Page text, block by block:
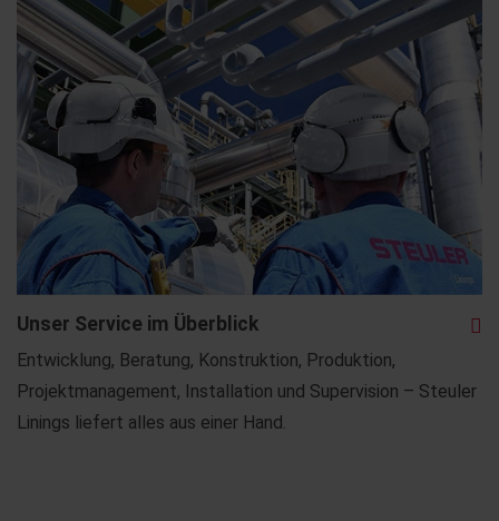
Unser Service im Überblick
Entwicklung, Beratung, Konstruktion, Produktion,
Projektmanagement, Installation und Supervision – Steuler
Linings liefert alles aus einer Hand.